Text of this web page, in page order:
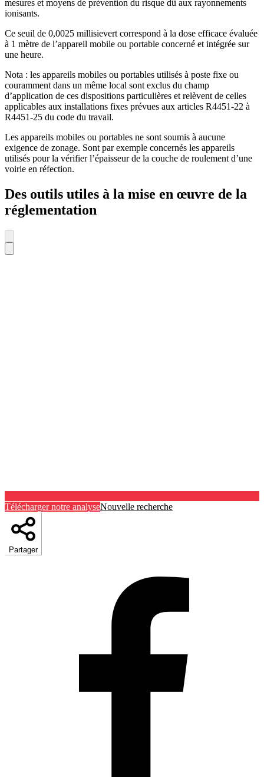
mesures et moyens de prévention du risque dû aux rayonnements
ionisants.
Ce seuil de 0,0025 millisievert correspond à la dose efficace évaluée
à 1 mètre de l’appareil mobile ou portable concerné et intégrée sur
une heure.
Nota : les appareils mobiles ou portables utilisés à poste fixe ou
couramment dans un même local sont exclus du champ
d’application de ces dispositions particulières et relèvent de celles
applicables aux installations fixes prévues aux articles R4451-22 à
R4451-25 du code du travail.
Les appareils mobiles ou portables ne sont soumis à aucune
exigence de zonage. Sont par exemple concernés les appareils
utilisés pour la vérifier l’épaisseur de la couche de roulement d’une
voirie en réfection.
Des outils utiles à la mise en œuvre de la
réglementation
Télécharger notre analyseNouvelle recherche
Partager